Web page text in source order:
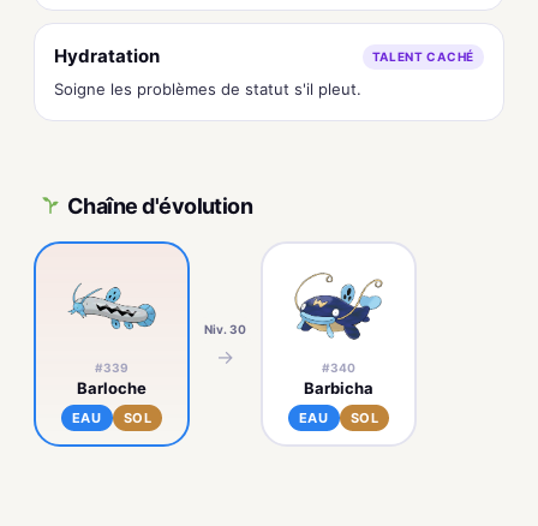
Hydratation TALENT CACHÉ
Soigne les problèmes de statut s'il pleut.
Chaîne d'évolution
#339
Barloche
EAU SOL
Niv. 30
→ #340
Barbicha
EAU SOL